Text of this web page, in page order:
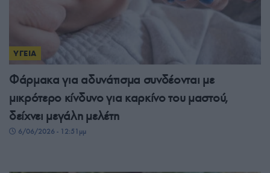
ΥΓΕΙΑ
Φάρμακα για αδυνάτισμα συνδέονται με
μικρότερο κίνδυνο για καρκίνο του μαστού,
δείχνει μεγάλη μελέτη
6/06/2026 - 12:51μμ